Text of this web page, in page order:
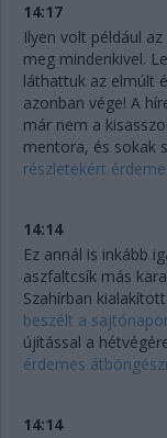
14:17
Ilyen volt például
meg mindenkivel.
láthattuk az elmúlt
azonban vége! A
már nem a
mentora, és sokak
részletekért
14:14
Ez annál is inkább
aszfaltcsík más
Szahírban
beszélt a
újítással a
érdemes
14:14